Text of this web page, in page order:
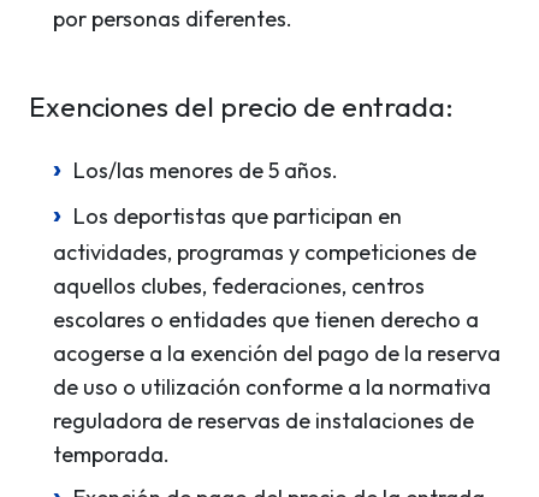
por personas diferentes.
Exenciones del precio de entrada:
Los/las menores de 5 años.
Los deportistas que participan en
actividades, programas y competiciones de
aquellos clubes, federaciones, centros
escolares o entidades que tienen derecho a
acogerse a la exención del pago de la reserva
de uso o utilización conforme a la normativa
reguladora de reservas de instalaciones de
temporada.